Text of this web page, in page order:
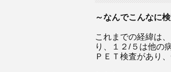
～なんで
これまでの経緯は
り、１２/５は他の
ＰＥＴ検査があり